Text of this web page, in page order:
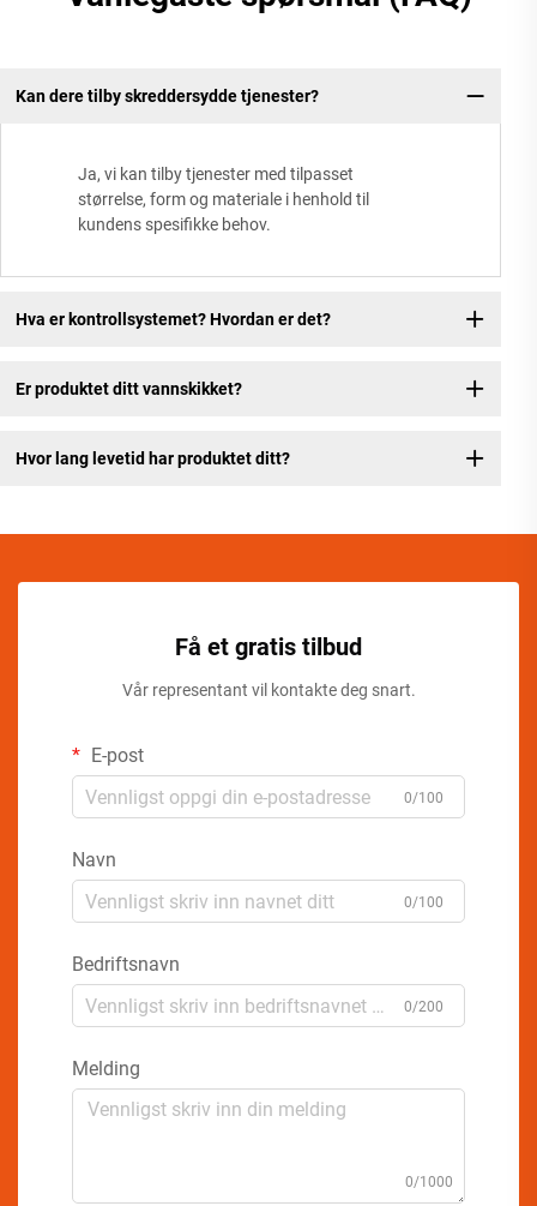
Kan dere tilby skreddersydde tjenester?
Ja, vi kan tilby tjenester med tilpasset
størrelse, form og materiale i henhold til
kundens spesifikke behov.
Hva er kontrollsystemet? Hvordan er det?
Er produktet ditt vannskikket?
Hvor lang levetid har produktet ditt?
Få et gratis tilbud
Vår representant vil kontakte deg snart.
E-post
0/100
Navn
0/100
Bedriftsnavn
0/200
Melding
0/1000